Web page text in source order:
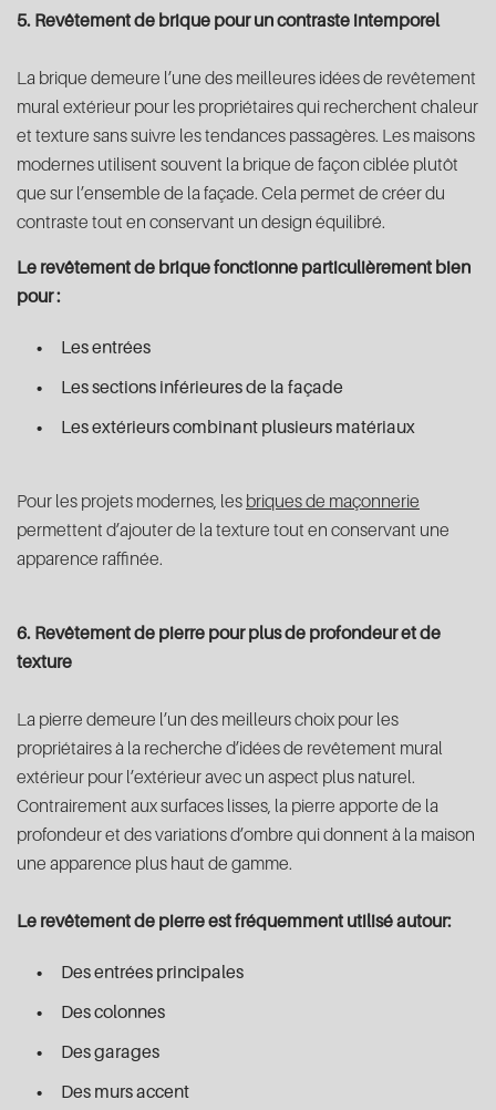
5. Revêtement de brique pour un contraste intemporel
La brique demeure l’une des meilleures idées de revêtement
mural extérieur pour les propriétaires qui recherchent chaleur
et texture sans suivre les tendances passagères. Les maisons
modernes utilisent souvent la brique de façon ciblée plutôt
que sur l’ensemble de la façade. Cela permet de créer du
contraste tout en conservant un design équilibré.
Le revêtement de brique fonctionne particulièrement bien
pour :
Les entrées
Les sections inférieures de la façade
Les extérieurs combinant plusieurs matériaux
Pour les projets modernes, les briques de maçonnerie
permettent d’ajouter de la texture tout en conservant une
apparence raffinée.
6. Revêtement de pierre pour plus de profondeur et de
texture
La pierre demeure l’un des meilleurs choix pour les
propriétaires à la recherche d’idées de revêtement mural
extérieur pour l’extérieur avec un aspect plus naturel.
Contrairement aux surfaces lisses, la pierre apporte de la
profondeur et des variations d’ombre qui donnent à la maison
une apparence plus haut de gamme.
Le revêtement de pierre est fréquemment utilisé autour:
Des entrées principales
Des colonnes
Des garages
Des murs accent